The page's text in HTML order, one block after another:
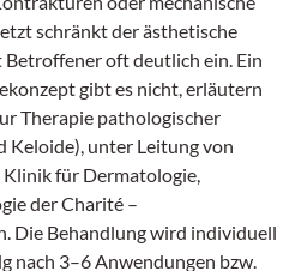
schränkt der ästhetische
oft deutlich ein. Ein
gibt es nicht, erläutern
Therapie pathologischer
Keloide), unter Leitung von
Klinik für Dermatologie,
der Charité –
Die Behandlung wird individuell
nach 3–6 Anwendungen bzw.